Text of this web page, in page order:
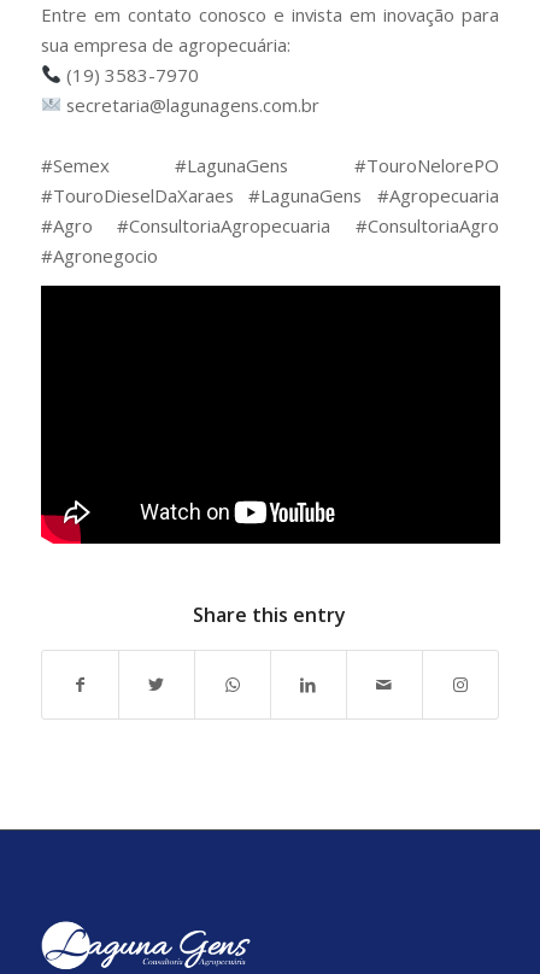
Entre em contato conosco e invista em inovação para
sua empresa de agropecuária:
(19) 3583-7970
secretaria@lagunagens.com.br
#Semex #LagunaGens #TouroNelorePO
#TouroDieselDaXaraes #LagunaGens #Agropecuaria
#Agro #ConsultoriaAgropecuaria #ConsultoriaAgro
#Agronegocio
Share this entry